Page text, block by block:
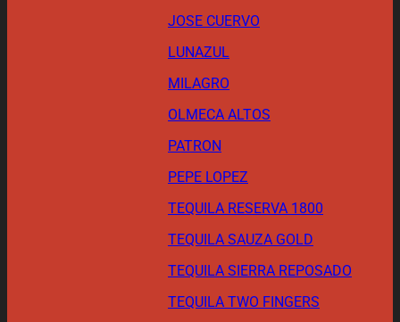
JOSE CUERVO
LUNAZUL
MILAGRO
OLMECA ALTOS
PATRON
PEPE LOPEZ
TEQUILA RESERVA 1800
TEQUILA SAUZA GOLD
TEQUILA SIERRA REPOSADO
TEQUILA TWO FINGERS